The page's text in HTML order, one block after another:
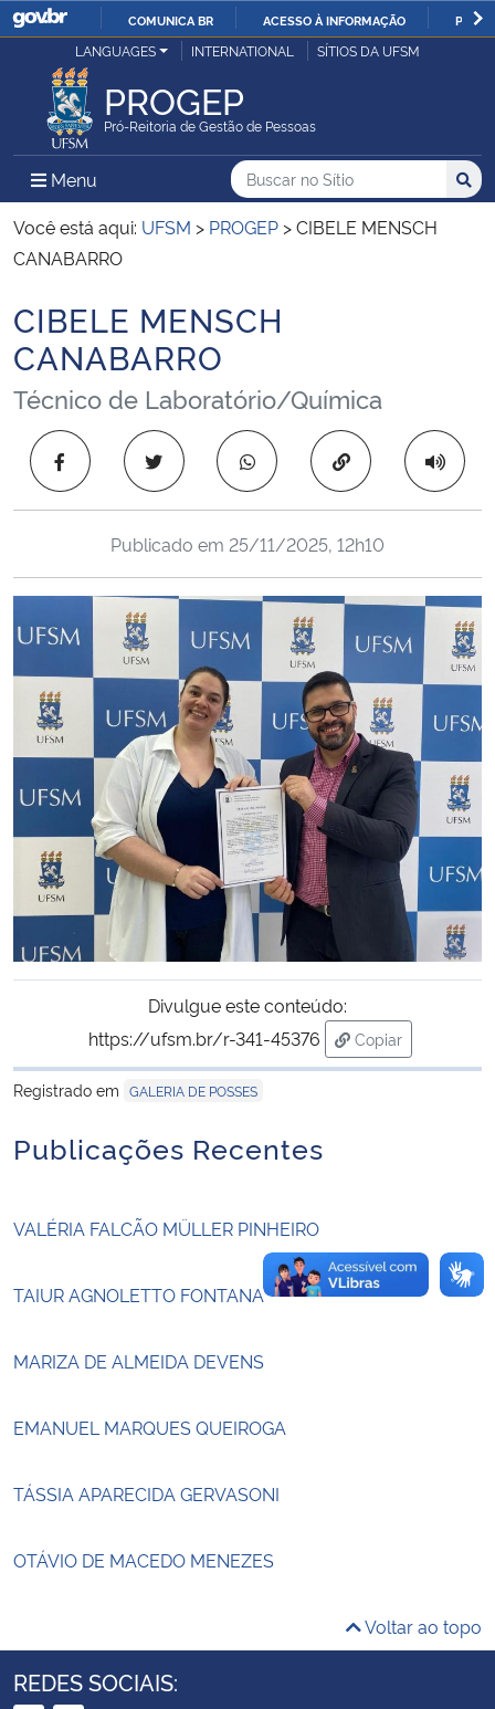
IR
COMUNICA BR ACESSO À INFORMAÇÃO
Ministério da Justiça e Segurança Pública
Ministério da Defesa
Ministério das Relações Exteriores
Ministério da Infraestrutura
Ministério da Agricultura, Pecuária e Abastecimento
Ministério da Educação
Ministério da Cidadania
Ministério de Minas e Energia
Ministério da Ciência, Tecnologia, Inovações e Comunicações
Ministério do Meio Ambiente
Ministério do Turismo
Ministério do Desenvolvimento Regional
Controladoria-Geral da União
Ministério da Mulher, da Família e dos Direitos Humanos
Secretaria-Geral
Secretaria de Governo
Gabinete de Segurança Institucional
Advocacia-Geral da União
LANGUAGES INTERNATIONAL SÍTIOS DA UFSM
PROGEP
Pró-Reitoria de Gestão de Pessoas
Menu Menu Principal do Sítio
Busca
Buscar no no Sítio
Busca:
Você está aqui: UFSM > PROGEP >CIBELE MENSCH
CANABARRO
Início do conteúdo
CIBELE MENSCH
CANABARRO
Técnico de Laboratório/Química
Copiar para área
Publicado em 25/11/2025, 12h10
Divulgue este conteúdo:
https://ufsm.br/r-341-45376
Copiar
para área de
Registrado em GALERIA DE POSSES
Publicações Recentes
VALÉRIA FALCÃO MÜLLER PINHEIRO
TAIUR AGNOLETTO FONTANA
MARIZA DE ALMEIDA DEVENS
EMANUEL MARQUES QUEIROGA
TÁSSIA APARECIDA GERVASONI
OTÁVIO DE MACEDO MENEZES
Voltar ao topo
REDES SOCIAIS: